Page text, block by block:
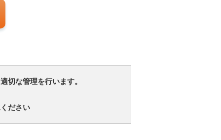
切な管理を行います。
ださい